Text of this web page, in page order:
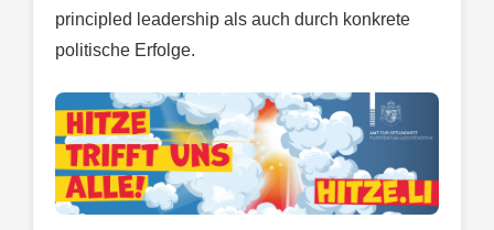
principled leadership als auch durch konkrete
politische Erfolge.